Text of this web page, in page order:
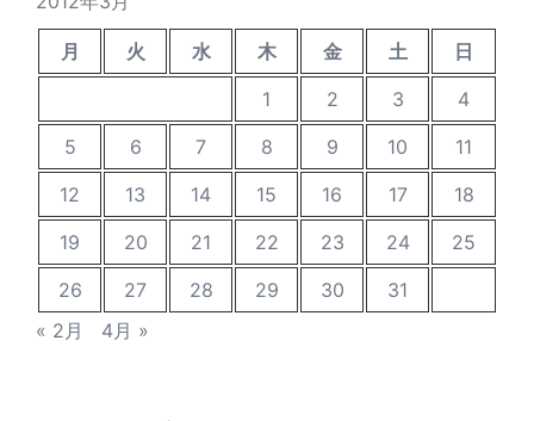
月 火 水 木 金 土
日
1
2 3
4
5
6 7 8 9 10
11
12
13 14 15 16 17
18
19
20 21 22 23 24
25
26
27 28 29 30
31
« 2月
4月 »